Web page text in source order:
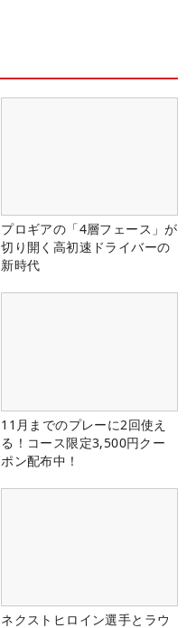
プロギアの「4層フェース」が
切り開く高初速ドライバーの
新時代
11月までのプレーに2回使え
る！コース限定3,500円クー
ポン配布中！
ネクストヒロイン選手とラウ